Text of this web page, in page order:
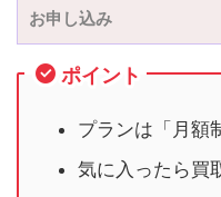
お申し込み
ポイント
プランは「月額
気に入ったら買